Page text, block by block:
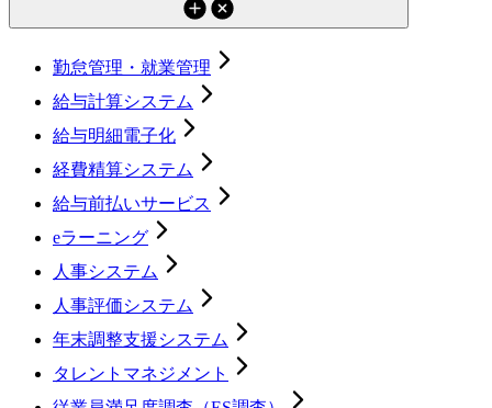
勤怠管理・就業管理
給与計算システム
給与明細電子化
経費精算システム
給与前払いサービス
eラーニング
人事システム
人事評価システム
年末調整支援システム
タレントマネジメント